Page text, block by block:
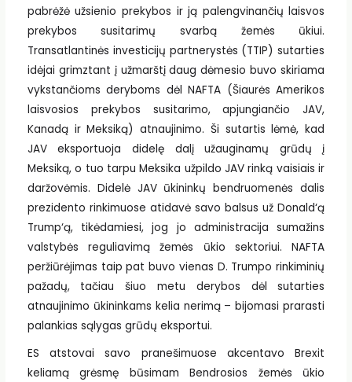
pabrėžė užsienio prekybos ir ją palengvinančių laisvos
prekybos susitarimų svarbą žemės ūkiui.
Transatlantinės investicijų partnerystės (TTIP) sutarties
idėjai grimztant į užmarštį daug dėmesio buvo skiriama
vykstančioms deryboms dėl NAFTA (Šiaurės Amerikos
laisvosios prekybos susitarimo, apjungiančio JAV,
Kanadą ir Meksiką) atnaujinimo. Ši sutartis lėmė, kad
JAV eksportuoja didelę dalį užauginamų grūdų į
Meksiką, o tuo tarpu Meksika užpildo JAV rinką vaisiais ir
daržovėmis. Didelė JAV ūkininkų bendruomenės dalis
prezidento rinkimuose atidavė savo balsus už Donald‘ą
Trump‘ą, tikėdamiesi, jog jo administracija sumažins
valstybės reguliavimą žemės ūkio sektoriui. NAFTA
peržiūrėjimas taip pat buvo vienas D. Trumpo rinkiminių
pažadų, tačiau šiuo metu derybos dėl sutarties
atnaujinimo ūkininkams kelia nerimą – bijomasi prarasti
palankias sąlygas grūdų eksportui.
ES atstovai savo pranešimuose akcentavo Brexit
keliamą grėsmę būsimam Bendrosios žemės ūkio